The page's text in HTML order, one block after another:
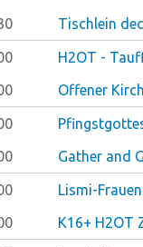
Tischlein
H2OT -
Offener
Gather and
Lismi-Frauen
K16+ H2OT